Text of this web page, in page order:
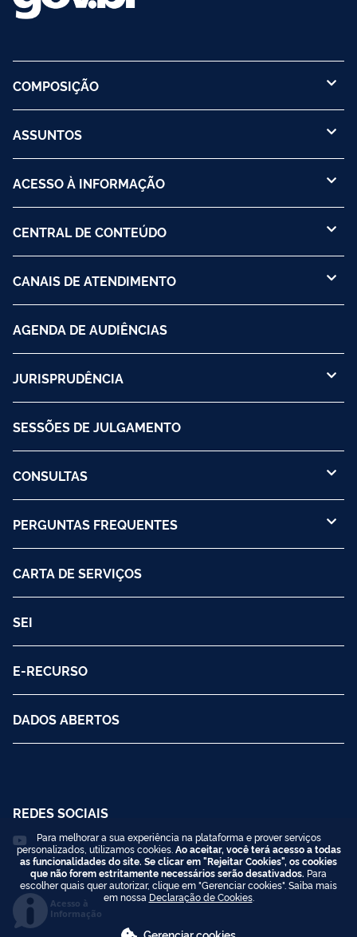
COMPOSIÇÃO
ASSUNTOS
ACESSO À INFORMAÇÃO
CENTRAL DE CONTEÚDO
CANAIS DE ATENDIMENTO
AGENDA DE AUDIÊNCIAS
JURISPRUDÊNCIA
SESSÕES DE JULGAMENTO
CONSULTAS
PERGUNTAS FREQUENTES
CARTA DE SERVIÇOS
SEI
E-RECURSO
DADOS ABERTOS
REDES SOCIAIS
Acesso à
Informação
Para melhorar a sua experiência na plataforma e prover serviços
personalizados, utilizamos cookies. Ao aceitar, você terá acesso a todas
as funcionalidades do site. Se clicar em "Rejeitar Cookies", os cookies
que não forem estritamente necessários serão desativados. Para
escolher quais quer autorizar, clique em "Gerenciar cookies". Saiba mais
em nossa Declaração de Cookies.